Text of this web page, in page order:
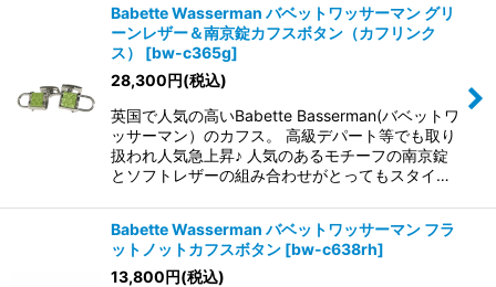
Babette Wasserman バベットワッサーマン グリ
ーンレザー＆南京錠カフスボタン（カフリンク
ス）
[bw-c365g]
28,300円(税込)
英国で人気の高いBabette Basserman(バベットワ
ッサーマン）のカフス。 高級デパート等でも取り
扱われ人気急上昇♪ 人気のあるモチーフの南京錠
とソフトレザーの組み合わせがとってもスタイ…
Babette Wasserman バベットワッサーマン フラ
ットノットカフスボタン [bw-c638rh]
13,800円(税込)